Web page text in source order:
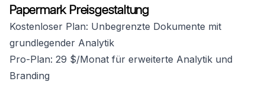
Papermark Preisgestaltung
Kostenloser Plan: Unbegrenzte Dokumente mit
grundlegender Analytik
Pro-Plan: 29 $/Monat für erweiterte Analytik und
Branding